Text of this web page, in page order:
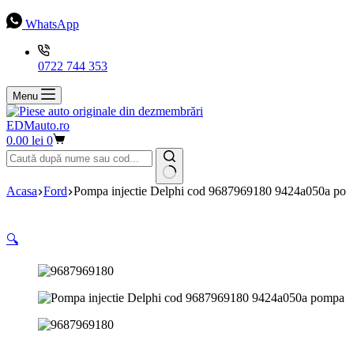
WhatsApp
0722 744 353
Menu
EDMauto.ro
Coș
de
cumpărături
0.00 lei 0
Niciun
Acasa Ford Pompa injectie Delphi cod 9687969180 9424a050a
🔍